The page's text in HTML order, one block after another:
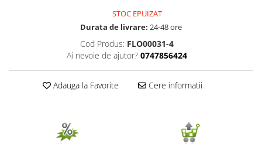
STOC EPUIZAT
Durata de livrare: 24-48 ore
Cod Produs: FLO00031-4
Ai nevoie de ajutor? 0747856424
Adauga la Favorite Cere informatii